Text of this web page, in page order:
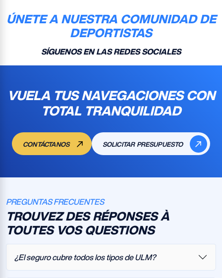
ÚNETE A NUESTRA COMUNIDAD DE
DEPORTISTAS
SÍGUENOS EN LAS REDES SOCIALES
VUELA TUS NAVEGACIONES CON
TOTAL TRANQUILIDAD
CONTÁCTANOS SOLICITAR PRESUPUESTO
PREGUNTAS FRECUENTES
TROUVEZ DES RÉPONSES À
TOUTES VOS QUESTIONS
¿El seguro cubre todos los tipos de ULM?